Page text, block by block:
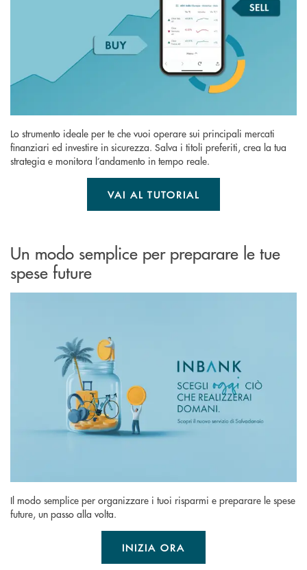
Lo strumento ideale per te che vuoi operare sui principali mercati
finanziari ed investire in sicurezza. Salva i titoli preferiti, crea la tua
strategia e monitora l’andamento in tempo reale.
VAI AL TUTORIAL
Un modo semplice per preparare le tue
spese future
Il modo semplice per organizzare i tuoi risparmi e preparare le spese
future, un passo alla volta.
INIZIA ORA